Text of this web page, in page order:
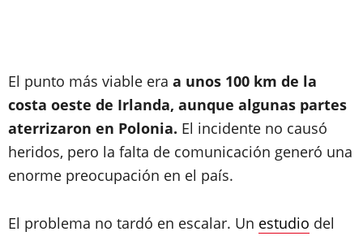
El punto más viable era a unos 100 km de la
costa oeste de Irlanda, aunque algunas partes
aterrizaron en Polonia. El incidente no causó
heridos, pero la falta de comunicación generó una
enorme preocupación en el país.
El problema no tardó en escalar. Un estudio del